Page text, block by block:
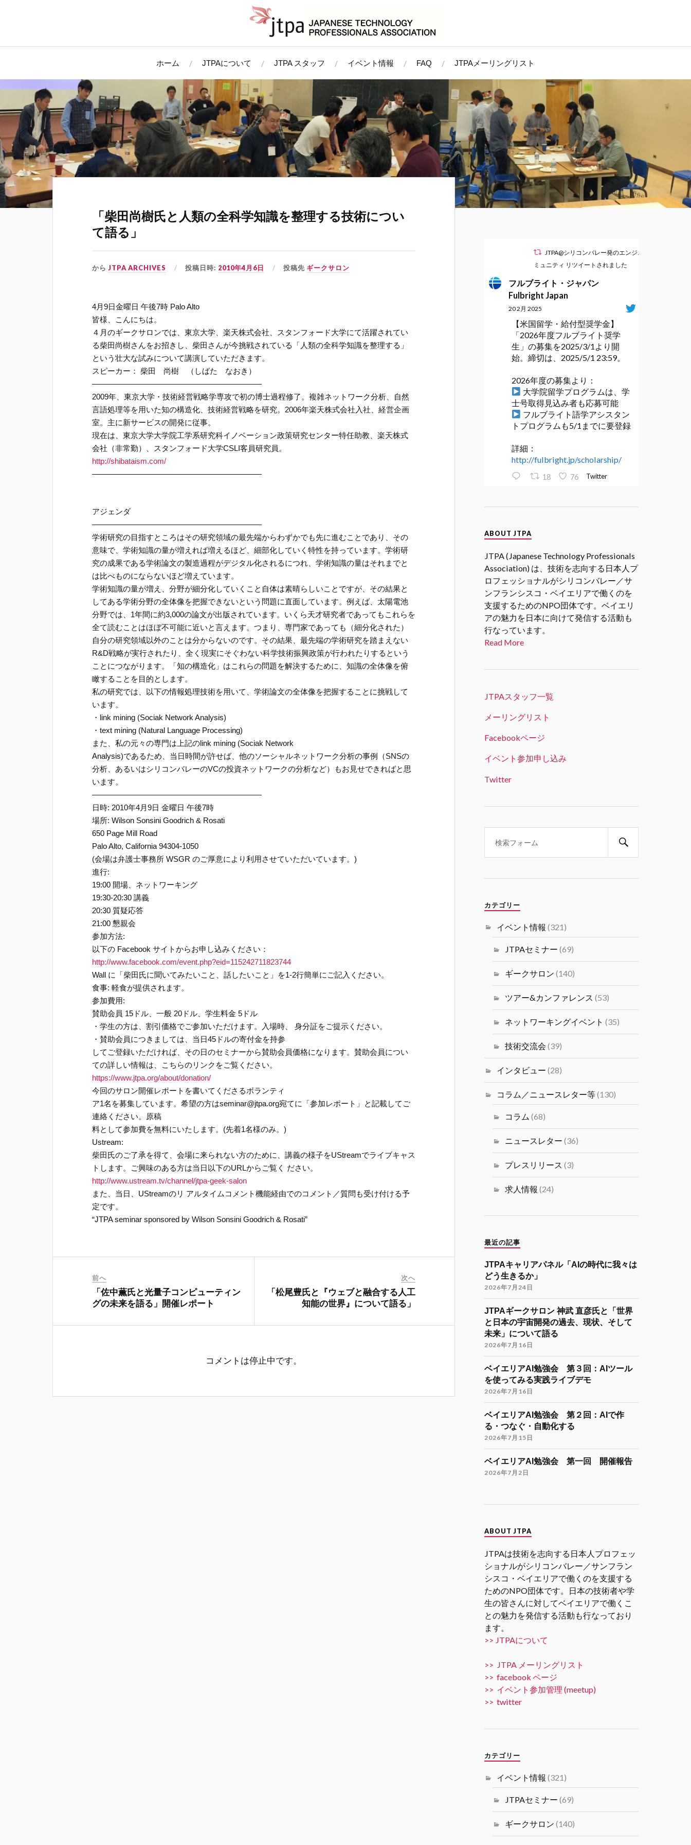
ホーム JTPAについて JTPA スタッフ イベント情報 FAQ JTPAメーリングリスト
「柴田尚樹氏と人類の全科学知識を整理する技術につい
て語る」
からJTPA ARCHIVES 投稿日時: 2010年4月6日 投稿先 ギークサロン
4月9日金曜日 午後7時 Palo Alto
皆様、こんにちは。
４月のギークサロンでは、東京大学、楽天株式会社、スタンフォード大学にて活躍されてい
る柴田尚樹さんをお招きし、柴田さんが今挑戦されている「人類の全科学知識を整理する」
という壮大な試みについて講演していただきます。
スピーカー： 柴田 尚樹 （しばた なおき）
——————————————————————
2009年、東京大学・技術経営戦略学専攻で初の博士過程修了。複雑ネットワーク分析、自然
言語処理等を用いた知の構造化、技術経営戦略を研究。2006年楽天株式会社入社、経営企画
室。主に新サービスの開発に従事。
現在は、東京大学大学院工学系研究科イノベーション政策研究センター特任助教、楽天株式
会社（非常勤）、スタンフォード大学CSLI客員研究員。
http://shibataism.com/
——————————————————————
アジェンダ
——————————————————————
学術研究の目指すところはその研究領域の最先端からわずかでも先に進むことであり、その
意味で、学術知識の量が増えれば増えるほど、細部化していく特性を持っています。学術研
究の成果である学術論文の製造過程がデジタル化されるにつれ、学術知識の量はそれまでと
は比べものにならないほど増えています。
学術知識の量が増え、分野が細分化していくこと自体は素晴らしいことですが、その結果と
してある学術分野の全体像を把握できないという問題に直面しています。例えば、太陽電池
分野では、1年間に約3,000の論文が出版されています。いくら天才研究者であってもこれらを
全て読むことはほぼ不可能に近いと言えます。つまり、専門家であっても（細分化された）
自分の研究領域以外のことは分からないのです。その結果、最先端の学術研究を踏まえない
R&D戦略が実行されたり、全く現実にそぐわない科学技術振興政策が行われたりするという
ことにつながります。「知の構造化」はこれらの問題を解決するために、知識の全体像を俯
瞰することを目的とします。
私の研究では、以下の情報処理技術を用いて、学術論文の全体像を把握することに挑戦して
います。
・link mining (Sociak Network Analysis)
・text mining (Natural Language Processing)
また、私の元々の専門は上記のlink mining (Sociak Network
Analysis)であるため、当日時間が許せば、他のソーシャルネットワーク分析の事例（SNSの
分析、あるいはシリコンバレーのVCの投資ネットワークの分析など）もお見せできればと思
います。
——————————————————————
日時: 2010年4月9日 金曜日 午後7時
場所: Wilson Sonsini Goodrich & Rosati
650 Page Mill Road
Palo Alto, California 94304-1050
(会場は弁護士事務所 WSGR のご厚意により利用させていただいています。)
進行:
19:00 開場、ネットワーキング
19:30-20:30 講義
20:30 質疑応答
21:00 懇親会
参加方法:
以下の Facebook サイトからお申し込みください：
http://www.facebook.com/event.php?eid=115242711823744
Wall に「柴田氏に聞いてみたいこと、話したいこと」を1-2行簡単にご記入ください。
食事: 軽食が提供されます。
参加費用:
賛助会員 15ドル、一般 20ドル、学生料金 5ドル
・学生の方は、割引価格でご参加いただけます。入場時、 身分証をご提示ください。
・賛助会員につきましては、当日45ドルの寄付金を持参
してご登録いただければ、その日のセミナーから賛助会員価格になります。賛助会員につい
ての詳しい情報は、こちらのリンクをご覧ください。
https://www.jtpa.org/about/donation/
今回のサロン開催レポートを書いてくださるボランティ
ア1名を募集しています。希望の方はseminar@jtpa.org宛てに「参加レポート」と記載してご
連絡ください。原稿
料として参加費を無料にいたします。(先着1名様のみ。)
Ustream:
柴田氏のご了承を得て、会場に来られない方のために、講義の様子をUStreamでライブキャス
トします。ご興味のある方は当日以下のURLからご覧く ださい。
http://www.ustream.tv/channel/jtpa-geek-salon
また、当日、UStreamのリ アルタイムコメント機能経由でのコメント／質問も受け付ける予
定です。
“JTPA seminar sponsored by Wilson Sonsini Goodrich & Rosati”
前へ
「佐中薫氏と光量子コンピューティン
グの未来を語る」開催レポート
次へ
「松尾豊氏と『ウェブと融合する人工
知能の世界』について語る」
コメントは停止中です。
JTPA@シリコンバレー発のエンジニアコ
ミュニティ リツイートされました
フルブライト・ジャパン
Fulbright Japan
20 2月 2025
【米国留学・給付型奨学金】
「2026年度フルブライト奨学
生」の募集を2025/3/1より開
始。締切は、2025/5/1 23:59。
2026年度の募集より：
大学院留学プログラムは、学
士号取得見込み者も応募可能
フルブライト語学アシスタン
トプログラムも5/1までに要登録
詳細：
http://fulbright.jp/scholarship/
18 76 Twitter
JTPA@シリコンバレー発のエンジ
30 1月 2025
「スタートアップエコシステムを
考える」 若手起業家、VC、アク
セラレータの各分野からの関係者
をお招きし、「スタートアップエ
コシステム」についてリアルな現
状や未来の展望についてお話を伺
います。
#シリコンバレーｘ日本なセミナ
1
JTPA@シリコンバレー発のエンジニアコ
22 1月 2025
「生成AI時代のデータサイエンス
1 1 Twitter
JTPA@シリコンバレー発のエンジ
1/31 6PM(PST) 変革の波を乗り
コンバレー
塩井宏亮氏をお迎えし、ベイエリ
ア最前線で活躍するデータサイエ
ンティストの視点の目線から語っ
#シリコンバレーｘ日本なセミナ
4 Twitter
JTPA@シリコンバレー発のエンジ
ニアコミュニティ
2024年度（冬）日本人研究者交
流会 2/1(土)(PST) JSPS San
Francisco主催の交流会が開催さ
れます。
ミュニティ リツイートされました
海外大学院学生会
12月7日（土）22:30-24:30（日本時
間）
参加登録
https://forms.gle/kzrJ5k62eHNSAJM29
（登録された方にZoomリンクをお送り
します）
イベント詳細
https://gakuiryugaku.net/seminar/5450
9 21 Twitter
JTPA@シリコンバレー発のエンジニアコ
ミュニティ リツイートされました
海外大学院留学説明会のご案内
「大学院留学後の進路（Zoom開催）」
12月9日（月）21:00-22:30（日本時
https://forms.gle/kzrJ5k62eHNSAJM29
（登録された方にZoomリンクをお送り
します）
イベント詳細
https://gakuiryugaku.net/seminar/5444
ミュニティ リツイートされました
JTPA@シリコンバレー発のエンジ
ニアコミュニティ
11/15 6PM [JTPA SVIF 共催] AI
とSVIF共催の講演＋ネットワー
キングイベントです。
#シリコンバレーｘ日本なセミナ
ー
1 1 Twitter
Load More...
ABOUT JTPA
JTPA (Japanese Technology Professionals
Association) は、技術を志向する日本人プ
ロフェッショナルがシリコンバレー／サ
ンフランシスコ・ベイエリアで働くのを
支援するためのNPO団体です。ベイエリ
アの魅力を日本に向けて発信する活動も
行なっています。
Read More
JTPAスタッフ一覧
メーリングリスト
Facebookページ
イベント参加申し込み
Twitter
カテゴリー
イベント情報 (321)
JTPAセミナー (69)
ギークサロン (140)
ツアー&カンファレンス (53)
ネットワーキングイベント (35)
技術交流会 (39)
インタビュー (28)
コラム／ニュースレター等(130)
コラム (68)
ニュースレター (36)
プレスリリース (3)
求人情報 (24)
最近の記事
JTPAキャリアパネル「AIの時代に我々は
どう生きるか」
2026年7月24日
JTPAギークサロン 神武 直彦氏と「世界
と日本の宇宙開発の過去、現状、そして
未来」について語る
2026年7月16日
ベイエリアAI勉強会 第３回：AIツール
を使ってみる実践ライブデモ
2026年7月16日
ベイエリアAI勉強会 第２回：AIで作
る・つなぐ・自動化する
2026年7月15日
ベイエリアAI勉強会 第一回 開催報告
2026年7月2日
ABOUT JTPA
JTPAは技術を志向する日本人プロフェッ
ショナルがシリコンバレー／サンフラン
シスコ・ベイエリアで働くのを支援する
ためのNPO団体です。日本の技術者や学
生の皆さんに対してベイエリアで働くこ
との魅力を発信する活動も行なっており
ます。
>> JTPAについて
>> JTPA メーリングリスト
>> facebook ページ
>> イベント参加管理 (meetup)
>> twitter
カテゴリー
イベント情報 (321)
JTPAセミナー (69)
ギークサロン (140)